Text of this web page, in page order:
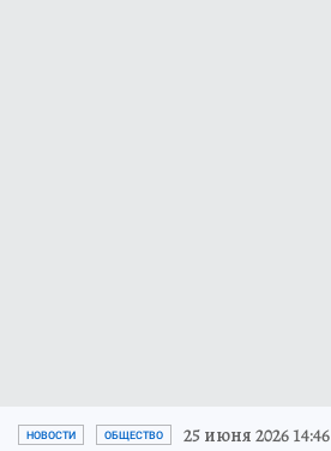
НОВОСТИ ОБЩЕСТВО 25 июня 2026 14:46